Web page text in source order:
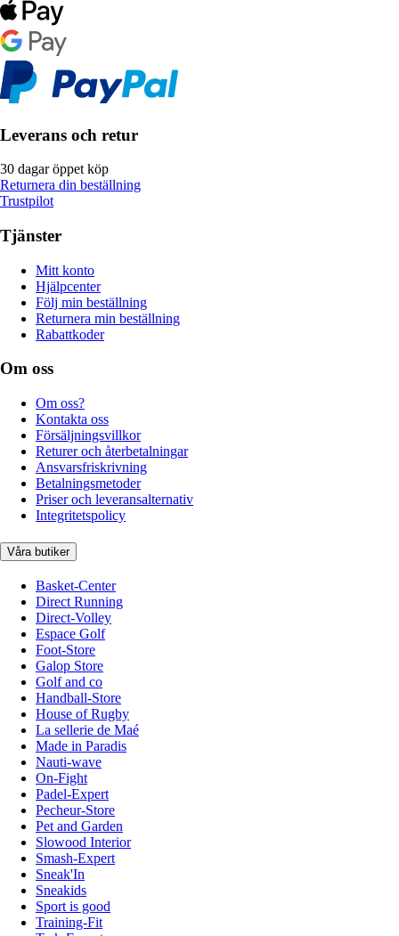
Leverans och retur
30 dagar öppet köp
Returnera din beställning
Trustpilot
Tjänster
Mitt konto
Hjälpcenter
Följ min beställning
Returnera min beställning
Rabattkoder
Om oss
Om oss?
Kontakta oss
Försäljningsvillkor
Returer och återbetalningar
Ansvarsfriskrivning
Betalningsmetoder
Priser och leveransalternativ
Integritetspolicy
Våra butiker
Basket-Center
Direct Running
Direct-Volley
Espace Golf
Foot-Store
Galop Store
Golf and co
Handball-Store
House of Rugby
La sellerie de Maé
Made in Paradis
Nauti-wave
On-Fight
Padel-Expert
Pecheur-Store
Pet and Garden
Slowood Interior
Smash-Expert
Sneak'In
Sneakids
Sport is good
Training-Fit